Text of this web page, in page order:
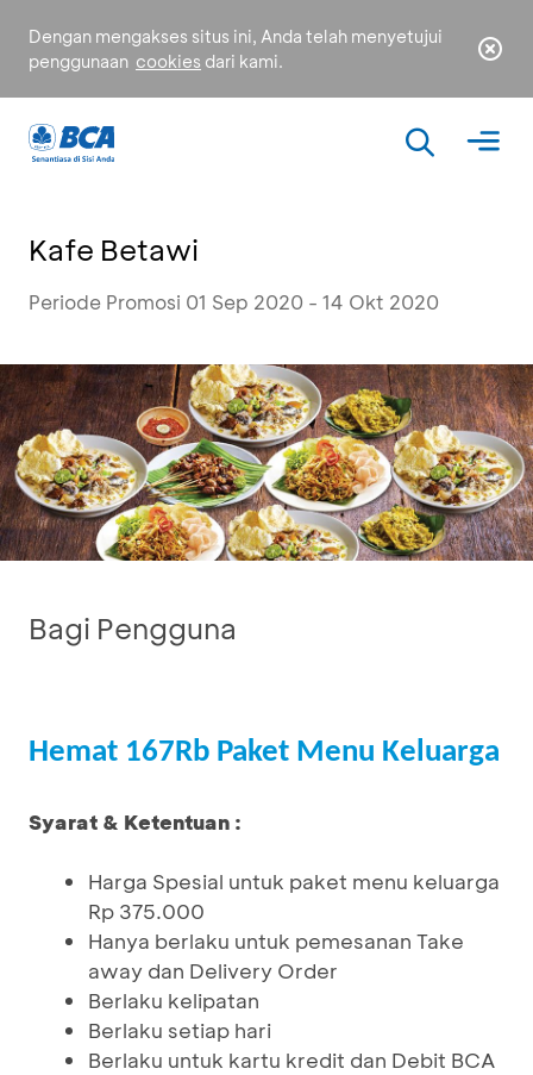
Dengan mengakses situs ini, Anda telah menyetujui
penggunaan cookies dari kami.
Kafe Betawi
Periode Promosi 01 Sep 2020 - 14 Okt 2020
Bagi Pengguna
Hemat 167Rb Paket Menu Keluarga
Syarat & Ketentuan :
Harga Spesial untuk paket menu keluarga
Rp 375.000
Hanya berlaku untuk pemesanan Take
away dan Delivery Order
Berlaku kelipatan
Berlaku setiap hari
Berlaku untuk kartu kredit dan Debit BCA